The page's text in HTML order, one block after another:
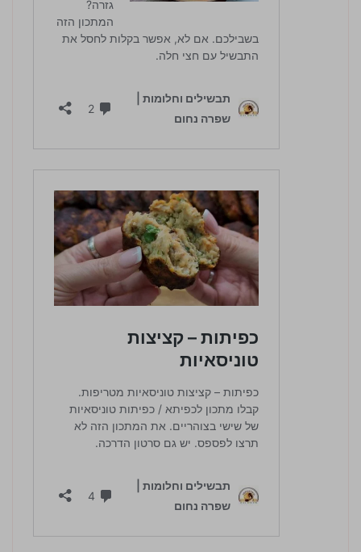
4.5 / 5 | 7 מדרגים